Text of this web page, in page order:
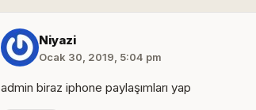
Niyazi
Ocak 30, 2019, 5:04 pm
admin biraz iphone paylaşımları yap